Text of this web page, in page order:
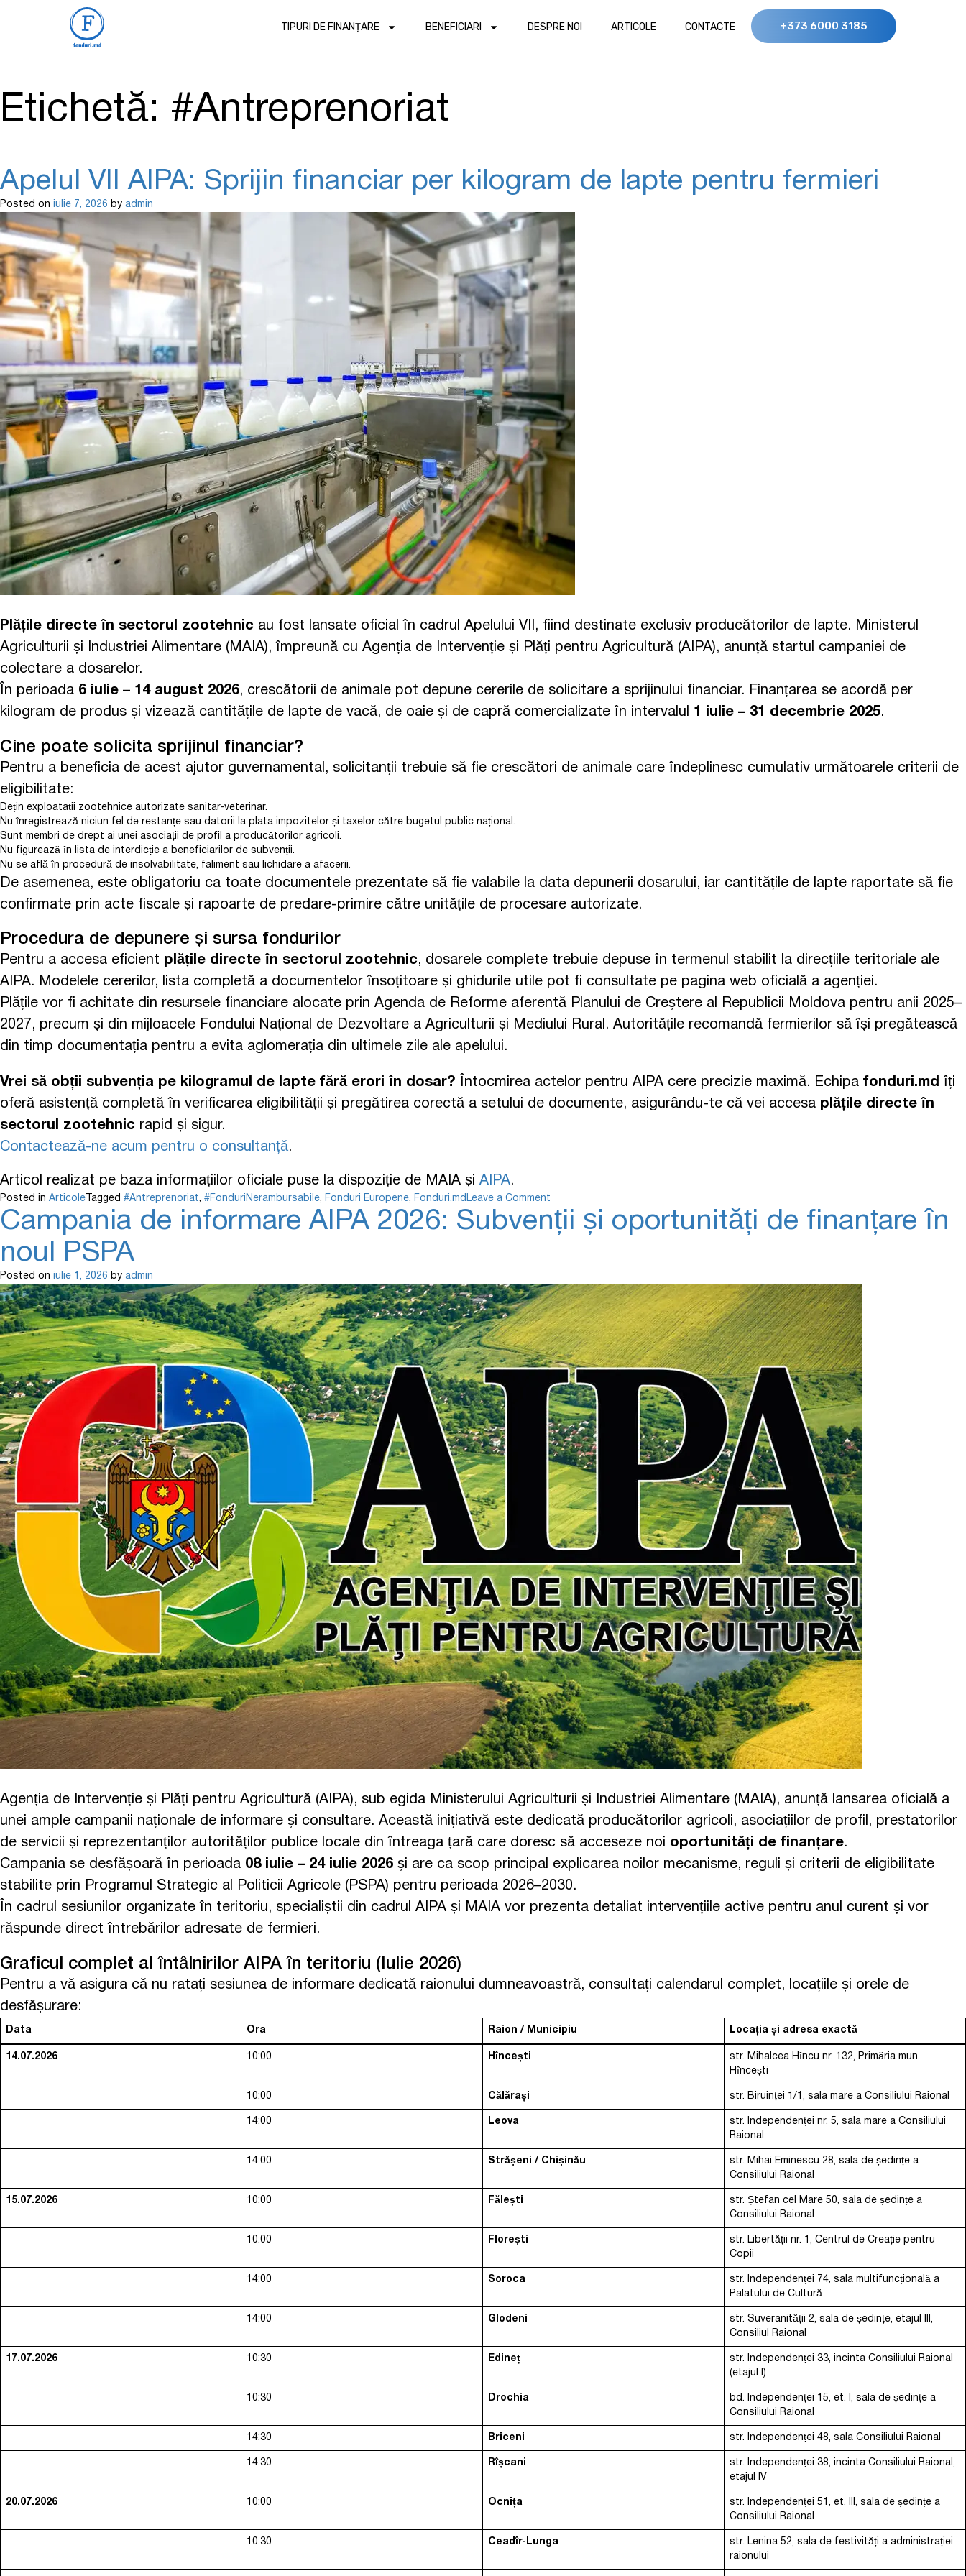
TIPURI DE FINANȚARE BENEFICIARI DESPRE NOI ARTICOLE CONTACTE +373 6000 3185
Etichetă: #Antreprenoriat
Apelul VII AIPA: Sprijin financiar per kilogram de lapte pentru fermieri
Posted on iulie 7, 2026 by admin
Plățile directe în sectorul zootehnic au fost lansate oficial în cadrul Apelului VII, fiind destinate exclusiv producătorilor de lapte. Ministerul
Agriculturii și Industriei Alimentare (MAIA), împreună cu Agenția de Intervenție și Plăți pentru Agricultură (AIPA), anunță startul campaniei de
colectare a dosarelor.
În perioada 6 iulie – 14 august 2026, crescătorii de animale pot depune cererile de solicitare a sprijinului financiar. Finanțarea se acordă per
kilogram de produs și vizează cantitățile de lapte de vacă, de oaie și de capră comercializate în intervalul 1 iulie – 31 decembrie 2025.
Cine poate solicita sprijinul financiar?
Pentru a beneficia de acest ajutor guvernamental, solicitanții trebuie să fie crescători de animale care îndeplinesc cumulativ următoarele criterii de
eligibilitate:
Dețin exploatații zootehnice autorizate sanitar-veterinar.
Nu înregistrează niciun fel de restanțe sau datorii la plata impozitelor și taxelor către bugetul public național.
Sunt membri de drept ai unei asociații de profil a producătorilor agricoli.
Nu figurează în lista de interdicție a beneficiarilor de subvenții.
Nu se află în procedură de insolvabilitate, faliment sau lichidare a afacerii.
De asemenea, este obligatoriu ca toate documentele prezentate să fie valabile la data depunerii dosarului, iar cantitățile de lapte raportate să fie
confirmate prin acte fiscale și rapoarte de predare-primire către unitățile de procesare autorizate.
Procedura de depunere și sursa fondurilor
Pentru a accesa eficient plățile directe în sectorul zootehnic, dosarele complete trebuie depuse în termenul stabilit la direcțiile teritoriale ale
AIPA. Modelele cererilor, lista completă a documentelor însoțitoare și ghidurile utile pot fi consultate pe pagina web oficială a agenției.
Plățile vor fi achitate din resursele financiare alocate prin Agenda de Reforme aferentă Planului de Creștere al Republicii Moldova pentru anii 2025–
2027, precum și din mijloacele Fondului Național de Dezvoltare a Agriculturii și Mediului Rural. Autoritățile recomandă fermierilor să își pregătească
din timp documentația pentru a evita aglomerația din ultimele zile ale apelului.
Vrei să obții subvenția pe kilogramul de lapte fără erori în dosar? Întocmirea actelor pentru AIPA cere precizie maximă. Echipa fonduri.md îți
oferă asistență completă în verificarea eligibilității și pregătirea corectă a setului de documente, asigurându-te că vei accesa plățile directe în
sectorul zootehnic rapid și sigur.
Contactează-ne acum pentru o consultanță.
Articol realizat pe baza informațiilor oficiale puse la dispoziție de MAIA și AIPA.
Posted in Articole Tagged #Antreprenoriat, #FonduriNerambursabile, Fonduri Europene, Fonduri.md Leave a Comment
Campania de informare AIPA 2026: Subvenții și oportunități de finanțare în
noul PSPA
Posted on iulie 1, 2026 by admin
Agenția de Intervenție și Plăți pentru Agricultură (AIPA), sub egida Ministerului Agriculturii și Industriei Alimentare (MAIA), anunță lansarea oficială a
unei ample campanii naționale de informare și consultare. Această inițiativă este dedicată producătorilor agricoli, asociațiilor de profil, prestatorilor
de servicii și reprezentanților autorităților publice locale din întreaga țară care doresc să acceseze noi oportunități de finanțare.
Campania se desfășoară în perioada 08 iulie – 24 iulie 2026 și are ca scop principal explicarea noilor mecanisme, reguli și criterii de eligibilitate
stabilite prin Programul Strategic al Politicii Agricole (PSPA) pentru perioada 2026–2030.
În cadrul sesiunilor organizate în teritoriu, specialiștii din cadrul AIPA și MAIA vor prezenta detaliat intervențiile active pentru anul curent și vor
răspunde direct întrebărilor adresate de fermieri.
Graficul complet al întâlnirilor AIPA în teritoriu (Iulie 2026)
Pentru a vă asigura că nu ratați sesiunea de informare dedicată raionului dumneavoastră, consultați calendarul complet, locațiile și orele de
desfășurare:
Data Ora Raion / Municipiu Locația și adresa exactă
14.07.2026 10:00 Hîncești
str. Mihalcea Hîncu nr. 132, Primăria mun.
Hîncești
10:00 Călărași str. Biruinței 1/1, sala mare a Consiliului Raional
14:00 Leova
str. Independenței nr. 5, sala mare a Consiliului
Raional
14:00 Strășeni / Chișinău
str. Mihai Eminescu 28, sala de ședințe a
Consiliului Raional
15.07.2026 10:00 Fălești
str. Ștefan cel Mare 50, sala de ședințe a
Consiliului Raional
10:00 Florești
str. Libertății nr. 1, Centrul de Creație pentru
Copii
14:00 Soroca
str. Independenței 74, sala multifuncțională a
Palatului de Cultură
14:00 Glodeni
str. Suveranității 2, sala de ședințe, etajul III,
Consiliul Raional
17.07.2026 10:30 Edineț
str. Independenței 33, incinta Consiliului Raional
(etajul I)
10:30 Drochia
bd. Independenței 15, et. I, sala de ședințe a
Consiliului Raional
14:30 Briceni str. Independenței 48, sala Consiliului Raional
14:30 Rîșcani
str. Independenței 38, incinta Consiliului Raional,
etajul IV
20.07.2026 10:00 Ocnița
str. Independenței 51, et. III, sala de ședințe a
Consiliului Raional
10:30 Ceadîr-Lunga
str. Lenina 52, sala de festivități a administrației
raionului